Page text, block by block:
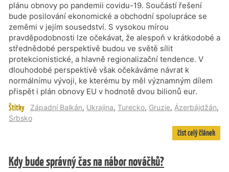
plánu obnovy po pandemii covidu-19. Součástí řešení
bude posilování ekonomické a obchodní spolupráce se
zeměmi v jejím sousedství. S vysokou mírou
pravděpodobnosti lze očekávat, že alespoň v krátkodobé a
střednědobé perspektivě budou ve světě sílit
protekcionistické, a hlavně regionalizační tendence. V
dlouhodobé perspektivě však očekáváme návrat k
normálnímu vývoji, ke kterému by měl významným dílem
přispět i plán obnovy EU v hodnotě dvou bilionů eur.
Štítky Západní Balkán, Ukrajina, Turecko, Gruzie, Ázerbájdžán,
Srbsko
číst celý článek
Kdy bude správný čas na nábor nováčků?